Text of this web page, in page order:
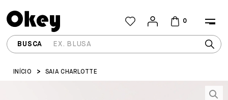
0
INÍCIO SAIA CHARLOTTE